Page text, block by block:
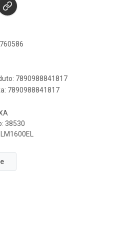
7890988841817
7890988841817
38530